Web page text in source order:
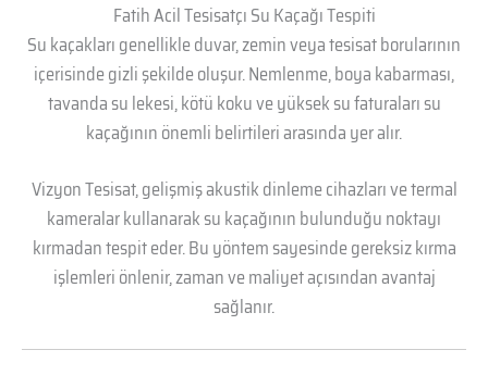
Fatih Acil Tesisatçı Su Kaçağı Tespiti
Su kaçakları genellikle duvar, zemin veya tesisat borularının
içerisinde gizli şekilde oluşur. Nemlenme, boya kabarması,
tavanda su lekesi, kötü koku ve yüksek su faturaları su
kaçağının önemli belirtileri arasında yer alır.
Vizyon Tesisat, gelişmiş akustik dinleme cihazları ve termal
kameralar kullanarak su kaçağının bulunduğu noktayı
kırmadan tespit eder. Bu yöntem sayesinde gereksiz kırma
işlemleri önlenir, zaman ve maliyet açısından avantaj
sağlanır.